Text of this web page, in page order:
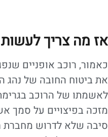
אז מה צריך
כאמור, רוכב אופניים
את ביטוח החובה של נהג
לאשמתו של הרוכב
מזכה בפיצויים על סמך
סיבה שלא לדרוש מחברת